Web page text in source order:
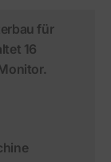
für
16